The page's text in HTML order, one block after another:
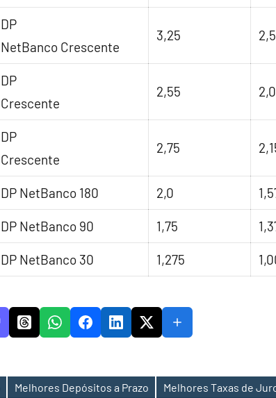
DP
NetBanco Crescente
3,25
DP
Crescente
2,55
DP
Crescente
2,75
DP NetBanco 180 2,0
DP NetBanco 90 1,75
DP NetBanco 30 1,275
Melhores Depósitos a Prazo
Melhores Taxas de